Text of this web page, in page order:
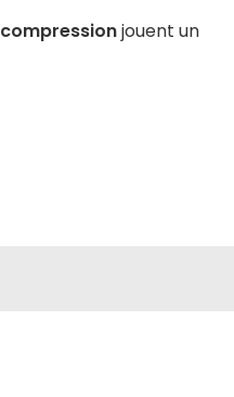
compressionjouent un